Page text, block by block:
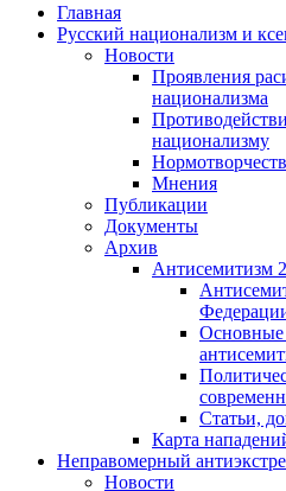
Главная
Русский национализм и
Новости
Проявления
национализма
национализму
Мнения
Публикации
Документы
Архив
Антисемитизм
Основные
Статьи,
Карта
Неправомерный
Новости